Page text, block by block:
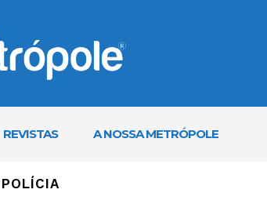
REVISTAS A NOSSA METRÓPOLE
POLÍCIA